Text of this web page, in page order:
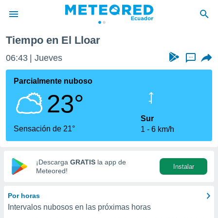
de
ha
que se
calidad.
a este
las
y
digital
basada
Tiempo en El Lloar
06:43 Jueves ...
Parcialmente nuboso
23°
Sensación de 21°
Sur
1
6 km/h
¡Descarga GRATIS la app de
Meteored!
Instalar
Por horas
Intervalos nubosos en las próximas horas